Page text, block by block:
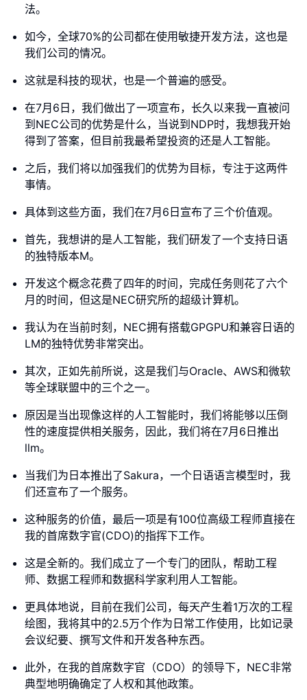
法。
如今，全球70%的公司都在使用敏捷开发方法，这也是
我们公司的情况。
这就是科技的现状，也是一个普遍的感受。
在7月6日，我们做出了一项宣布，长久以来我一直被问
到NEC公司的优势是什么，当说到NDP时，我想我开始
得到了答案，但目前我最希望投资的还是人工智能。
之后，我们将以加强我们的优势为目标，专注于这两件
事情。
具体到这些方面，我们在7月6日宣布了三个价值观。
首先，我想讲的是人工智能，我们研发了一个支持日语
的独特版本M。
开发这个概念花费了四年的时间，完成任务则花了六个
月的时间，但这是NEC研究所的超级计算机。
我认为在当前时刻，NEC拥有搭载GPGPU和兼容日语的
LM的独特优势非常突出。
其次，正如先前所说，这是我们与Oracle、AWS和微软
等全球联盟中的三个之一。
原因是当出现像这样的人工智能时，我们将能够以压倒
性的速度提供相关服务，因此，我们将在7月6日推出
llm。
当我们为日本推出了Sakura，一个日语语言模型时，我
们还宣布了一个服务。
这种服务的价值，最后一项是有100位高级工程师直接在
我的首席数字官(CDO)的指挥下工作。
这是全新的。我们成立了一个专门的团队，帮助工程
师、数据工程师和数据科学家利用人工智能。
更具体地说，目前在我们公司，每天产生着1万次的工程
绘图，我将其中的2.5万个作为日常工作使用，比如记录
会议纪要、撰写文件和开发各种东西。
此外，在我的首席数字官（CDO）的领导下，NEC非常
典型地明确确定了人权和其他政策。